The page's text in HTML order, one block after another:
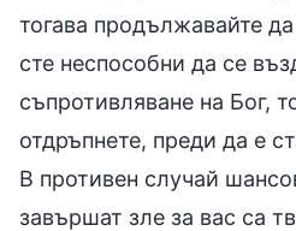
тогава продължавайте
сте неспособни да се
съпротивляване на Бог,
отдръпнете, преди да е
В противен случай
завършат зле за вас са